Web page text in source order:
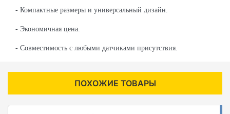
- Компактные размеры и универсальный дизайн.
- Экономичная цена.
- Совместимость с любыми датчиками присутствия.
ПОХОЖИЕ ТОВАРЫ